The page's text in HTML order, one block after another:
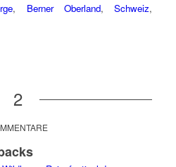
, Berner Oberland,Schweiz,
2